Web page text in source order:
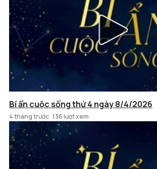
Bí ẩn cuộc sống thứ 4 ngày 8/4/2026
4 tháng trước 136 lượt xem